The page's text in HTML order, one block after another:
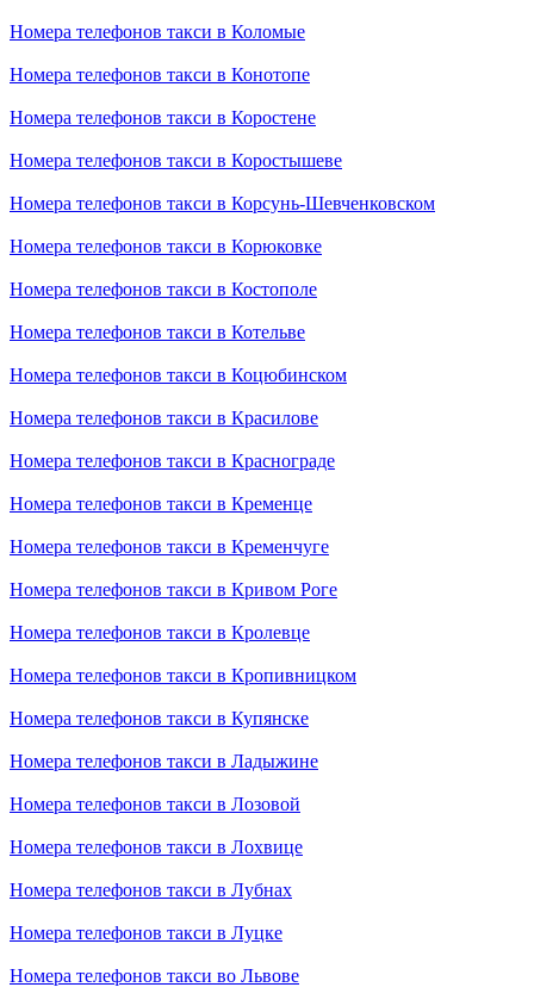
Номера телефонов такси в Коломые
Номера телефонов такси в Конотопе
Номера телефонов такси в Коростене
Номера телефонов такси в Коростышеве
Номера телефонов такси в Корсунь-Шевченковском
Номера телефонов такси в Корюковке
Номера телефонов такси в Костополе
Номера телефонов такси в Котельве
Номера телефонов такси в Коцюбинском
Номера телефонов такси в Красилове
Номера телефонов такси в Краснограде
Номера телефонов такси в Кременце
Номера телефонов такси в Кременчуге
Номера телефонов такси в Кривом Роге
Номера телефонов такси в Кролевце
Номера телефонов такси в Кропивницком
Номера телефонов такси в Купянске
Номера телефонов такси в Ладыжине
Номера телефонов такси в Лозовой
Номера телефонов такси в Лохвице
Номера телефонов такси в Лубнах
Номера телефонов такси в Луцке
Номера телефонов такси во Львове